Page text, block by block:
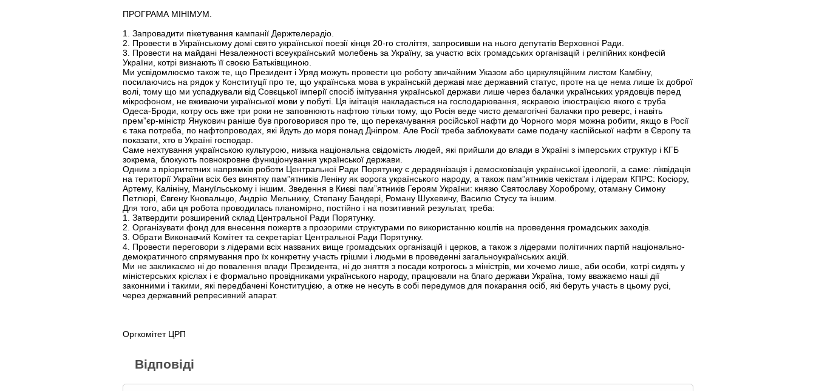
ПРОГРАМА МІНІМУМ.
1. Запровадити пікетування кампанії Держтелерадіо.
2. Провести в Українському домі свято української поезії кінця 20-го століття, запросивши на нього депутатів Верховної Ради.
3. Провести на майдані Незалежності всеукраїнський молебень за Україну, за участю всіх громадських організацій і релігійних конфесій
України, котрі визнають її своєю Батьківщиною.
Ми усвідомлюємо також те, що Президент і Уряд можуть провести цю роботу звичайним Указом або циркуляційним листом Камбіну,
посилаючись на рядок у Конституції про те, що українська мова в українській державі має державний статус, проте на це нема лише їх доброї
волі, тому що ми успадкували від Совєцької імперії спосіб імітування української держави лише через балачки українських урядовців перед
мікрофоном, не вживаючи української мови у побуті. Ця імітація накладається на господарювання, яскравою ілюстрацією якого є труба
Одеса-Броди, котру ось вже три роки не заповнюють нафтою тільки тому, що Росія веде чисто демагогічні балачки про реверс, і навіть
прем”єр-міністр Янукович раніше був проговорився про те, що перекачування російської нафти до Чорного моря можна робити, якщо в Росії
є така потреба, по нафтопроводах, які йдуть до моря понад Дніпром. Але Росії треба заблокувати саме подачу каспійської нафти в Європу та
показати, хто в Україні господар.
Саме нехтування українською культурою, низька національна свідомість людей, які прийшли до влади в Україні з імперських структур і КГБ
зокрема, блокують повнокровне функціонування української держави.
Одним з пріоритетних напрямків роботи Центральної Ради Порятунку є дерадянізація і демосковізація української ідеології, а саме: ліквідація
на території України всіх без винятку пам”ятників Леніну як ворога українського народу, а також пам”ятників чекістам і лідерам КПРС: Косіору,
Артему, Калініну, Мануїльському і іншим. Зведення в Києві пам”ятників Героям України: князю Святославу Хороброму, отаману Симону
Петлюрі, Євгену Кновальцю, Андрію Мельнику, Степану Бандері, Роману Шухевичу, Василю Стусу та іншим.
Для того, аби ця робота проводилась планомірно, постійно і на позитивний результат, треба:
1. Затвердити розширений склад Центральної Ради Порятунку.
2. Організувати фонд для внесення пожертв з прозорими структурами по використанню коштів на проведення громадських заходів.
3. Обрати Виконавчий Комітет та секретаріат Центральної Ради Порятунку.
4. Провести переговори з лідерами всіх названих вище громадських організацій і церков, а також з лідерами політичних партій національно-
демократичного спрямування про їх конкретну участь грішми і людьми в проведенні загальноукраїнських акцій.
Ми не закликаємо ні до повалення влади Президента, ні до зняття з посади котрогось з міністрів, ми хочемо лише, аби особи, котрі сидять у
міністерських кріслах і є формально провідниками українського народу, працювали на благо держави Україна, тому вважаємо наші дії
законними і такими, які передбачені Конституцією, а отже не несуть в собі передумов для покарання осіб, які беруть участь в цьому русі,
через державний репресивний апарат.
Оргкомітет ЦРП
Відповіді